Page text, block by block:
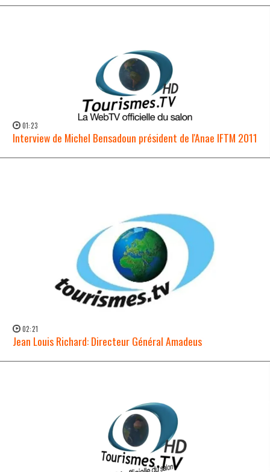
01:23
Interview de Michel Bensadoun président de l'Anae IFTM 2011
02:21
Jean Louis Richard: Directeur Général Amadeus